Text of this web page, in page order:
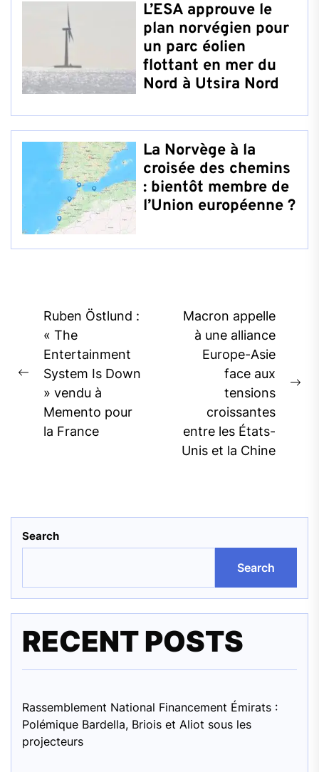
L’ESA approuve le
plan norvégien pour
un parc éolien
flottant en mer du
Nord à Utsira Nord
La Norvège à la
croisée des chemins
: bientôt membre de
l’Union européenne ?
Post
navigation
Previous
post:
Ruben Östlund :
« The
Entertainment
System Is Down
» vendu à
Memento pour
la France
Macron appelle
à une alliance
Europe-Asie
face aux
tensions
croissantes
entre les États-
Unis et la Chine
Search
Search
RECENT POSTS
Rassemblement National Financement Émirats :
Polémique Bardella, Briois et Aliot sous les
projecteurs